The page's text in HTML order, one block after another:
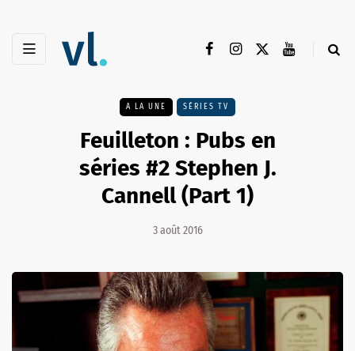
A LA UNE SÉRIES TV
Feuilleton : Pubs en
séries #2 Stephen J.
Cannell (Part 1)
3 août 2016